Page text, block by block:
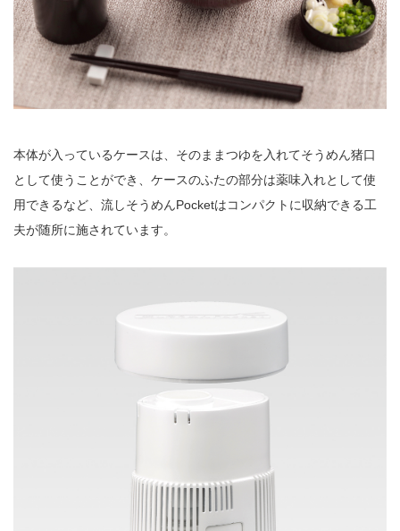
本体が入っているケースは、そのままつゆを入れてそうめん猪口
として使うことができ、ケースのふたの部分は薬味入れとして使
用できるなど、流しそうめんPocketはコンパクトに収納できる工
夫が随所に施されています。